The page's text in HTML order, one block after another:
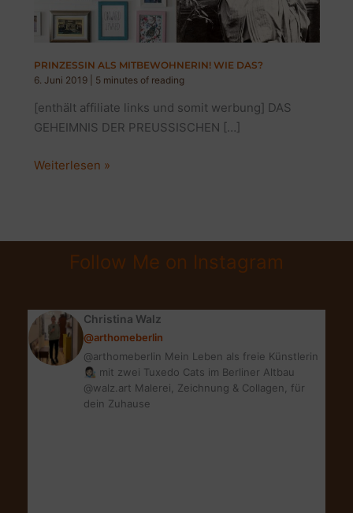
PRINZESSIN ALS MITBEWOHNERIN! WIE DAS?
6. Juni 2019
5 minutes of reading
[enthält affiliate links und somit werbung] DAS
GEHEIMNIS DER PREUSSISCHEN […]
PRINZESSIN
DAS?
Weiterlesen »
Follow Me on Instagram
Christina Walz
@arthomeberlin
@arthomeberlin Mein Leben als freie Künstlerin
👩🏻‍🎨 mit zwei Tuxedo Cats im Berliner Altbau
@walz.art Malerei, Zeichnung & Collagen, für
dein Zuhause